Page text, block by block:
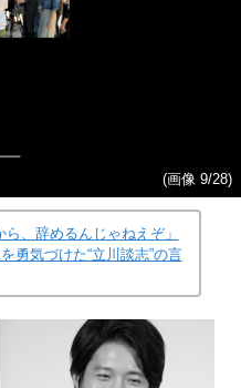
(画像 9/28)
ら、辞めるんじゃねえぞ」
勇気づけた“立川談志”の言